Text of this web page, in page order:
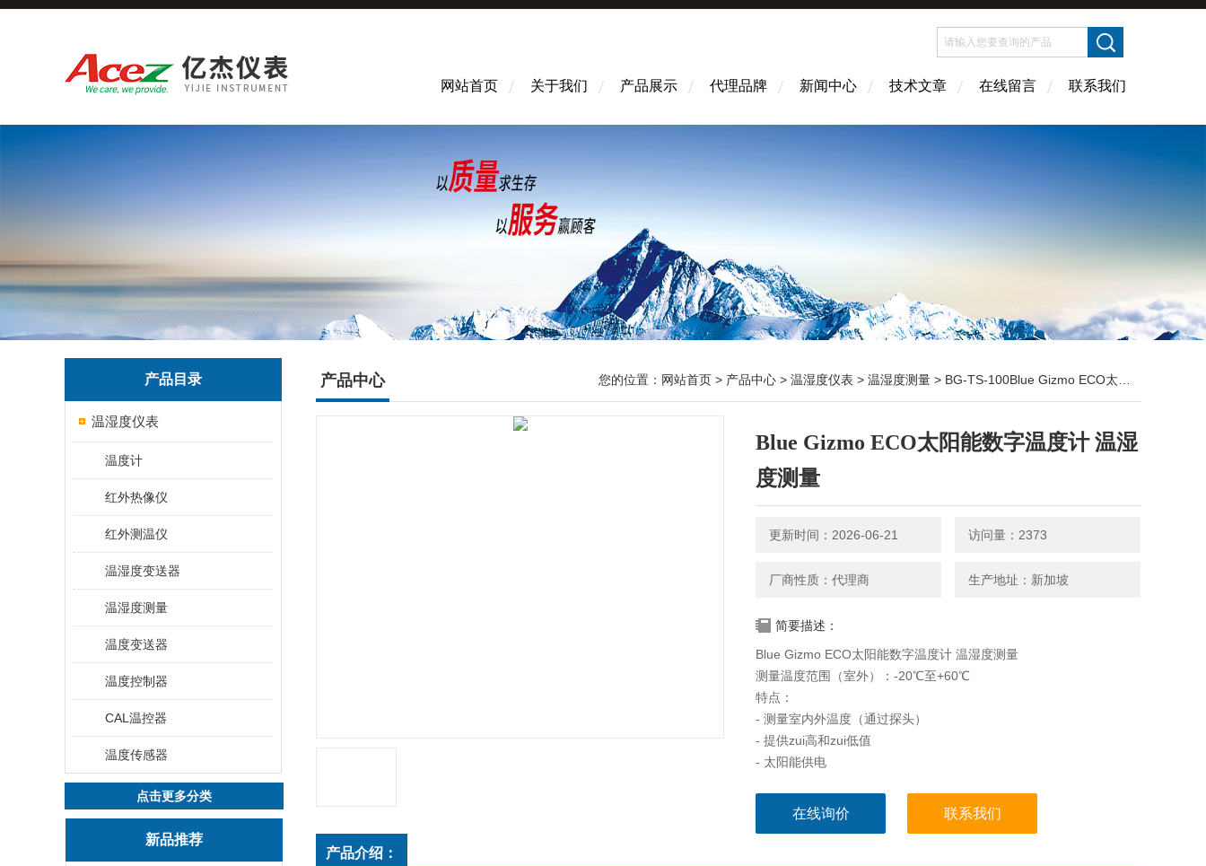
网站首页 关于我们 产品展示 代理品牌 新闻中心 技术文章 在线留言 联系我们
产品目录
温湿度仪表
温度计
红外热像仪
红外测温仪
温湿度变送器
温湿度测量
温度变送器
温度控制器
CAL温控器
温度传感器
点击更多分类
新品推荐
产品中心 您的位置： 网站首页 > 产品中心 > 温湿度仪表 > 温湿度测量 > BG-TS-100Blue Gizmo ECO太阳能数字温度计 温湿度测量
Blue Gizmo ECO太阳能数字温度计 温湿
度测量
更新时间：2026-06-21 访问量：2373
厂商性质：代理商 生产地址：新加坡
简要描述：
Blue Gizmo ECO太阳能数字温度计 温湿度测量
测量温度范围（室外）：-20℃至+60℃
特点：
- 测量室内外温度（通过探头）
- 提供zui高和zui低值
- 太阳能供电
- 钮扣电池LR44（含）
在线询价 联系我们
产品介绍：